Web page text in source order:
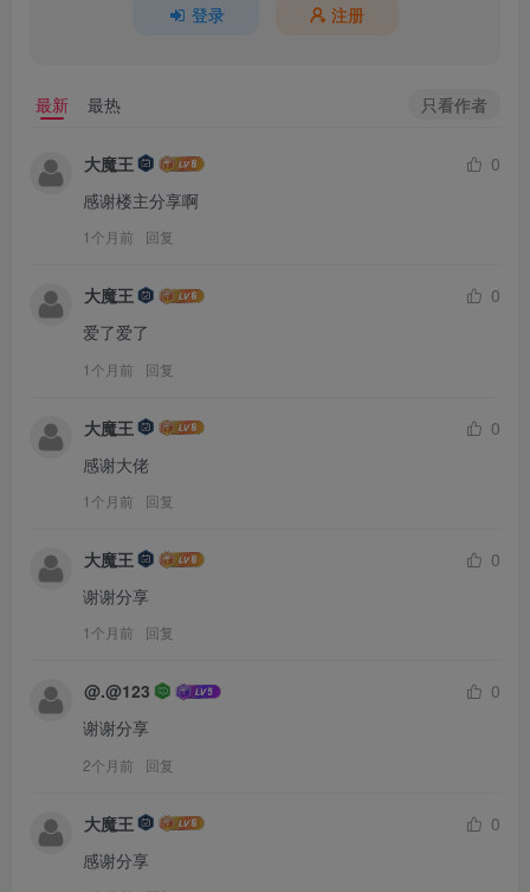
登录 注册
最新 最热 只看作者
大魔王
0
感谢楼主分享啊
1个月前 回复
大魔王
0
爱了爱了
1个月前 回复
大魔王
0
感谢大佬
1个月前 回复
大魔王
0
谢谢分享
1个月前 回复
@.@123
0
谢谢分享
2个月前 回复
大魔王
0
感谢分享